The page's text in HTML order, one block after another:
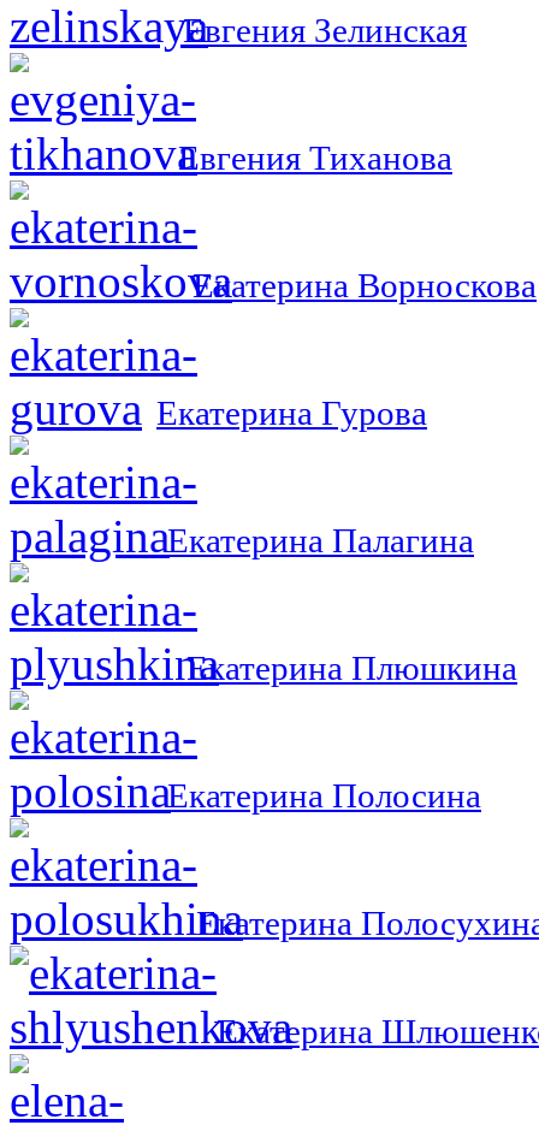
Евгения Зелинская
Евгения Тиханова
Екатерина Ворноскова
Екатерина Гурова
Екатерина Палагина
Екатерина Плюшкина
Екатерина Полосина
Екатерина
Екатерина